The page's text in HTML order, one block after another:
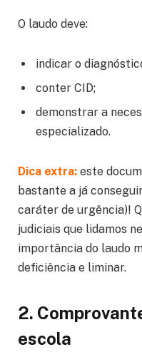
O laudo deve:
indicar o
conter CID;
demonstrar a
especializado.
Dica extra: este
bastante a já
caráter de urgência)!
judiciais que lidamos
importância do laudo
deficiência e liminar.
2.
escola